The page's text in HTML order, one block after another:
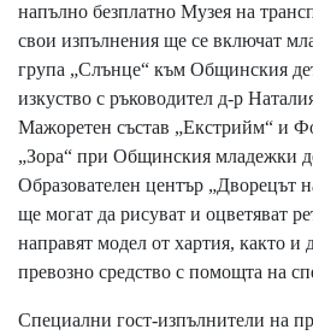
напълно безплатно Музея на
свои изпълнения ще се включат
група „Слънце“ към Общинския
изкуство с ръководител д-р
Мажоретен състав „Екстрийм“ и
„Зора“ при Общинския младежки
Образователен център „Дворецът
ще могат да рисуват и оцветяват
направят модел от хартия, както и
превозно средство с помощта на
Специални гост-изпълнители на